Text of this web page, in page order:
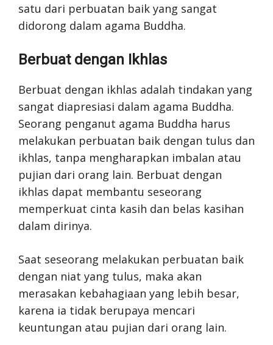
satu dari perbuatan baik yang sangat
didorong dalam agama Buddha.
Berbuat dengan Ikhlas
Berbuat dengan ikhlas adalah tindakan yang
sangat diapresiasi dalam agama Buddha.
Seorang penganut agama Buddha harus
melakukan perbuatan baik dengan tulus dan
ikhlas, tanpa mengharapkan imbalan atau
pujian dari orang lain. Berbuat dengan
ikhlas dapat membantu seseorang
memperkuat cinta kasih dan belas kasihan
dalam dirinya.
Saat seseorang melakukan perbuatan baik
dengan niat yang tulus, maka akan
merasakan kebahagiaan yang lebih besar,
karena ia tidak berupaya mencari
keuntungan atau pujian dari orang lain.